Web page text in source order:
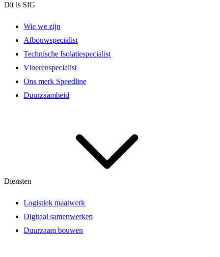
Dit is SIG
Wie we zijn
Afbouwspecialist
Technische Isolatiespecialist
Vloerenspecialist
Ons merk Speedline
Duurzaamheid
Diensten
Logistiek maatwerk
Digitaal samenwerken
Duurzaam bouwen